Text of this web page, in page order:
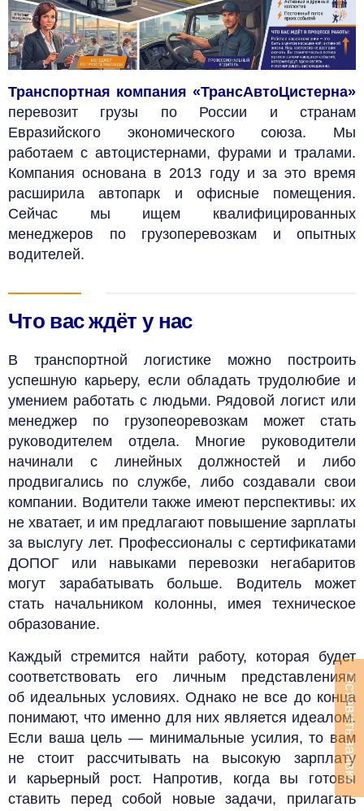
Транспортная компания «ТрансАвтоЦистерна»
перевозит грузы по России и странам
Евразийского экономического союза. Мы
работаем с автоцистернами, фурами и тралами.
Компания основана в 2013 году и за это время
расширила автопарк и офисные помещения.
Сейчас мы ищем квалифицированных
менеджеров по грузоперевозкам и опытных
водителей.
Что вас ждёт у нас
В транспортной логистике можно построить
успешную карьеру, если обладать трудолюбие и
умением работать с людьми. Рядовой логист или
менеджер по грузопеоревозкам может стать
руководителем отдела. Многие руководители
начинали с линейных должностей и либо
продвигались по службе, либо создавали свои
компании. Водители также имеют перспективы: их
не хватает, и им предлагают повышение зарплаты
за выслугу лет. Профессионалы с сертификатами
ДОПОГ или навыками перевозки негабаритов
могут зарабатывать больше. Водитель может
стать начальником колонны, имея техническое
образование.
Каждый стремится найти работу, которая будет
соответствовать его личным представлениям
об идеальных условиях. Однако не все до конца
понимают, что именно для них является идеалом.
Если ваша цель — минимальные усилия, то вам
не стоит рассчитывать на высокую зарплату
и карьерный рост. Напротив, когда вы готовы
ставить перед собой новые задачи, прилагать
Оставить заявку